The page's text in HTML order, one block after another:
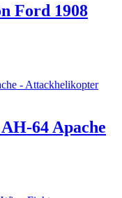
Ford 1908
64 Apache